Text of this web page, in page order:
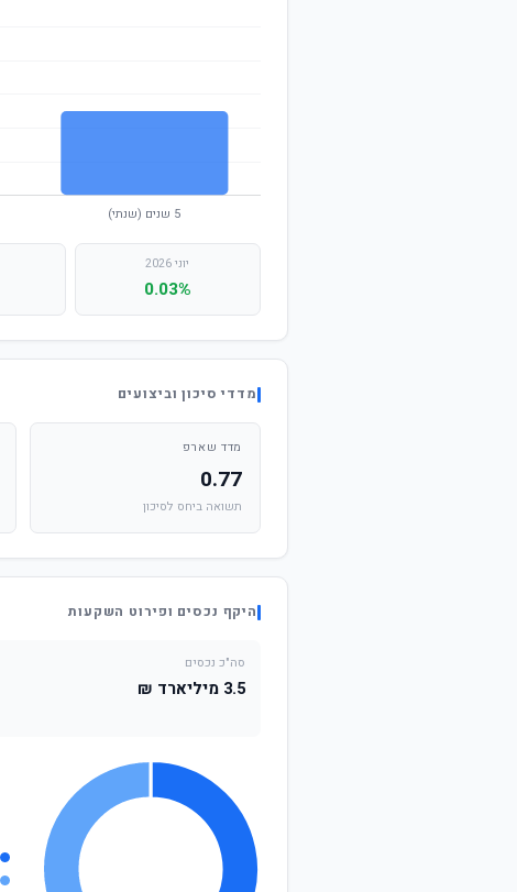
יוני 2026
0.03%
מדדי סיכון וביצועים
מדד שארפ
0.77
תשואה ביחס לסיכון
היקף נכסים ופירוט השקעות
סה"כ נכסים
3.5 מיליארד ₪